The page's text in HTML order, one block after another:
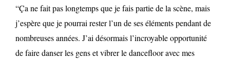
“Ça ne fait pas longtemps que je fais partie de la scène, mais
j’espère que je pourrai rester l’un de ses éléments pendant de
nombreuses années. J’ai désormais l’incroyable opportunité
de faire danser les gens et vibrer le dancefloor avec mes